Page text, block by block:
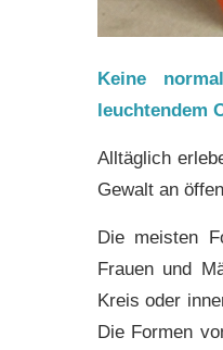
Keine
leuchtendem
Alltäglich
Gewalt an
Die meisten
Frauen und
Kreis oder
Die Formen